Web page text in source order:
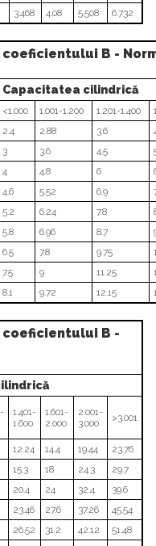
3.468 4.08 5.508 6.732
B -
Capacitatea cilindrică
<1.000 1.001-1.200 1.201-1.400
2.4 2.88 3.6
3 3.6 4.5
4 4.8 6
4.6 5.52 6.9
5.2 6.24 7.8
5.8 6.96 8.7
6.5 7.8 9.75
7.5 9 11.25
8.1 9.72 12.15
B -
1.401-
1.600
1.601-
2.000
2.001-
3.000
>3.001
12.24 14.4 19.44
23.76
15.3 18 24.3
29.7
20.4 24 32.4
39.6
23.46 27.6 37.26
45.54
26.52 31.2 42.12
51.48